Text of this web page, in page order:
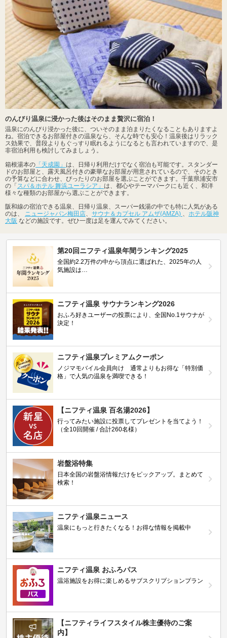
のんびり温泉に浸かった後はそのまま贅沢に宿泊！
温泉にのんびり浸かった後に、ついそのまま泊まりたくなることもありますよ
ね。宿泊できるお部屋付きの温泉なら、そんな時でも安心！温泉後はリラック
ス効果で、普段よりもぐっすり眠れるようになるとも言われていますので、是
非宿泊利用も検討してみましょう。
箱根湯本の 「天成園」 は、日帰り利用だけでなく宿泊も可能です。スタンダー
ドのお部屋と、露天風呂付きの豪華なお部屋が用意されているので、そのとき
の予算などに合わせ、ぴったりのお部屋を選ぶことができます。千葉県浦安市
の「 スパ＆ホテル 舞浜ユーラシア」 は、都心やテーマパークにも近く、和洋
様々な種類のお部屋から選ぶことができます。
阪和線の宿泊できる温泉、日帰り温泉、スーパー銭湯の中でも特に人気がある
のは、 ニュージャパン梅田店、 サウナ＆カプセル アムザ(AMZA) 、 ホテル阪神
大阪 などの施設です。ぜひ一度は足を運んでみてください。
第20回ニフティ温泉年間ランキング2025
全国約2.2万件の中から頂点に選ばれた、2025年の人
気施設は…
ニフティ温泉 サウナランキング2026
おふろ好きユーザーの投票により、全国No.1サウナが
決定！
ニフティ温泉プレミアムクーポン
ノジマモバイル会員向け 通常よりもお得な「特別価
格」で人気の温泉を満喫できる！
【ニフティ温泉 百名湯2026】
行ってみたい施設に投票してプレゼントを当てよう！
（全10回開催 / 合計260名様）
岩盤浴特集
日本全国の岩盤浴情報だけをピックアップ。まとめて
検索！
ニフティ温泉ニュース
温泉にもっと行きたくなる！お得な情報を掲載中
ニフティ温泉 おふろパス
温浴施設をお得に楽しめるサブスクリプションプラン
【ニフティライフスタイル株主優待のご案
内】